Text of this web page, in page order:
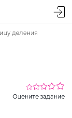
деления
Оцените задание